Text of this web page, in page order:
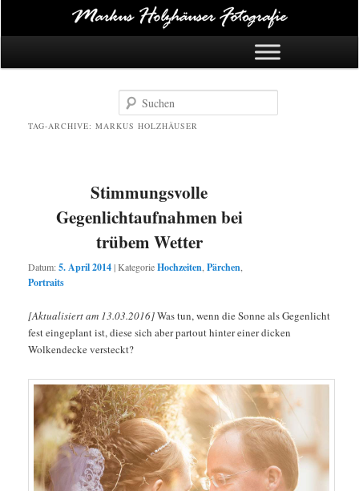
Suchen
TAG-ARCHIVE: MARKUS HOLZHÄUSER
Stimmungsvolle
Gegenlichtaufnahmen bei
trübem Wetter
Datum:5. April 2014|KategorieHochzeiten,Pärchen,
Portraits
[Aktualisiert am 13.03.2016]Was tun, wenn die Sonne als Gegenlicht
fest eingeplant ist, diese sich aber partout hinter einer dicken
Wolkendecke versteckt?